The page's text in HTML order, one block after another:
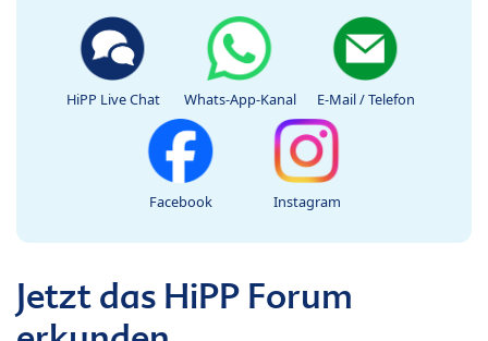
HiPP Live Chat Whats-App-Kanal E-Mail / Telefon
Facebook Instagram
Jetzt das HiPP Forum